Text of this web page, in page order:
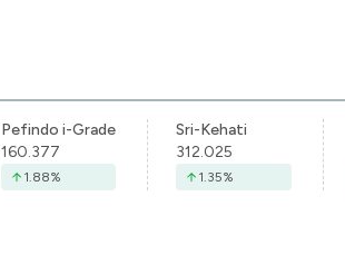
Pefindo i-Grade
160.377
1.88%
Sri-Kehati
312.025
1.35%